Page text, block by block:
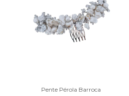
Pente Pérola Barroca